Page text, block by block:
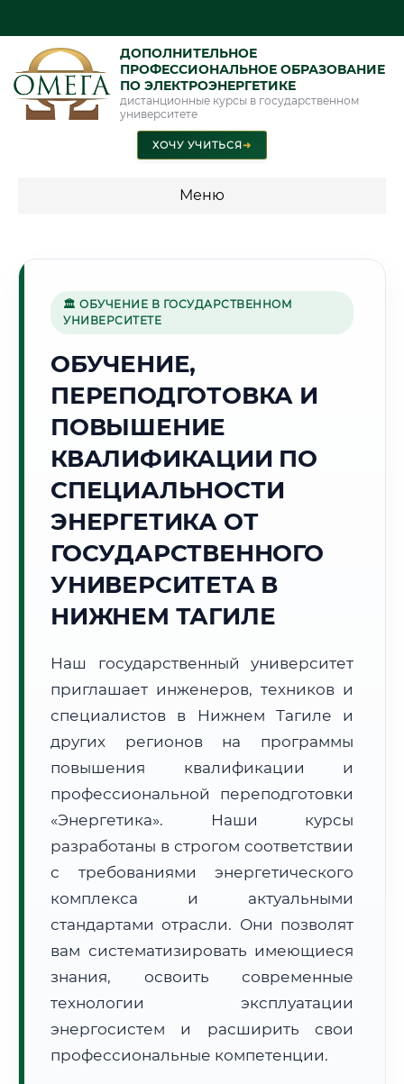
ДОПОЛНИТЕЛЬНОЕ
ПРОФЕССИОНАЛЬНОЕ ОБРАЗОВАНИЕ
ПО ЭЛЕКТРОЭНЕРГЕТИКЕ
дистанционные курсы в государственном
университете
ХОЧУ УЧИТЬСЯ➜
Меню
🏭
Г. НИЖНИЙ ТАГИЛ
Точное местное время:
08:04:00
Понедельник, 10 Августа
2026 г.
Погода в г. Нижний Тагил:🌡️ +16°C
🌅 Восход: 05:13 🌇 Закат: 20:58
📍 Региональная справка
Почтовые индексы:
Часовой пояс:
МСК+2 (UTC+5)
Формат учебы:
Дистанционно
🗺️ Зона обслуживания: г. Нижний Тагил
Расчет логистики оригиналов:
• Маршрут транзита:~1 439 км
• Экспресс-доставка СДЭК / Почтой:2–3 рабочих дня
📜 Документы и аккредитация ФИС ФРДО
🏛 ОБУЧЕНИЕ В ГОСУДАРСТВЕННОМ
УНИВЕРСИТЕТЕ
ОБУЧЕНИЕ,
ПЕРЕПОДГОТОВКА И
ПОВЫШЕНИЕ
КВАЛИФИКАЦИИ ПО
СПЕЦИАЛЬНОСТИ
ЭНЕРГЕТИКА ОТ
ГОСУДАРСТВЕННОГО
УНИВЕРСИТЕТА В
НИЖНЕМ ТАГИЛЕ
Наш государственный университет
приглашает инженеров, техников и
специалистов в Нижнем Тагиле и
других регионов на программы
повышения квалификации и
профессиональной переподготовки
«Энергетика». Наши курсы
разработаны в строгом соответствии
с требованиями энергетического
комплекса и актуальными
стандартами отрасли. Они позволят
вам систематизировать имеющиеся
знания, освоить современные
технологии эксплуатации
энергосистем и расширить свои
профессиональные компетенции.